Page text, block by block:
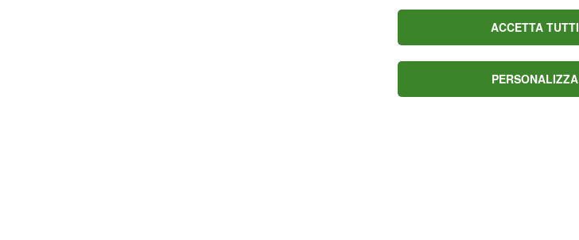
di spendere tale somma. Nel caso in cui non si riuscisse a
raggiungere l'accordo tra le parti, diverse squadre sarebberoACCETTA TUTTI
PERSONALIZZA